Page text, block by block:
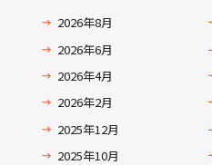
2026年8月
2026年6月
2026年4月
2026年2月
2025年12月
2025年10月